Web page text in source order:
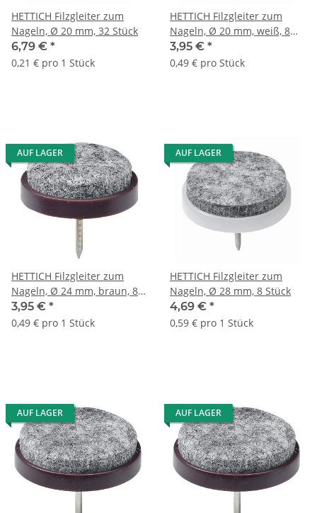
HETTICH Filzgleiter zum
Nageln, Ø 20 mm, 32 Stück
6,79 € *
0,21 € pro 1 Stück
HETTICH Filzgleiter zum
Nageln, Ø 20 mm, weiß, 8
Stück
3,95 € *
0,49 € pro Stück
AUF LAGER
HETTICH Filzgleiter zum
Nageln, Ø 24 mm, braun, 8
Stück
3,95 € *
0,49 € pro 1 Stück
AUF LAGER
HETTICH Filzgleiter zum
Nageln, Ø 28 mm, 8 Stück
4,69 € *
0,59 € pro 1 Stück
AUF LAGER AUF LAGER